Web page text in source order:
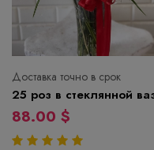
Доставка точно в срок
25 роз в стеклянной
88.00 $